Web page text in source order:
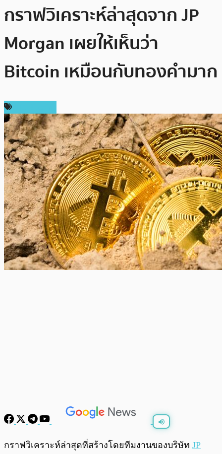
กราฟวิเคราะห์ล่าสุดจาก JP
Morgan เผยให้เห็นว่า
Bitcoin เหมือนกับทองคำมาก
พร้อมเล่น 0:00 /
กราฟวิเคราะห์ล่าสุดที่สร้างโดยทีมงานของบริษัท JP